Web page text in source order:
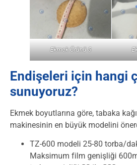
Ekmek Ürünü 5
Endişeleri için hangi
sunuyoruz?
Ekmek boyutlarına göre, tabaka
makinesinin en büyük modelini
TZ-600 modeli 25-80 torba/
Maksimum film genişliği